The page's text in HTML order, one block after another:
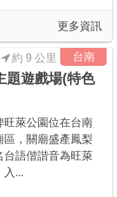
更多資訊
台南
題遊戲場(特色
約 9 公里
旺萊公園位在台南
區，關廟盛產鳳梨
台語偕諧音為旺萊
入...